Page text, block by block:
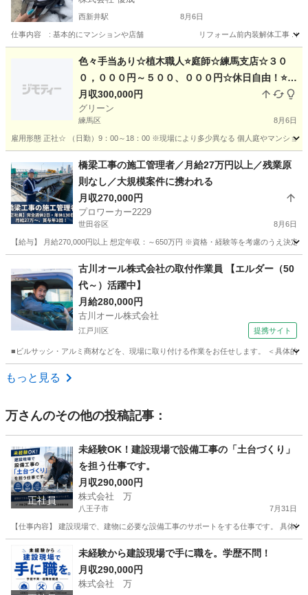
西新井駅 8月6日
仕事内容 : 基本的にマンションや店舗 リフォーム前内装解体工事 . (現場
西新井駅 その他 未経験
色々手当あり☆植木職人⭐庭師☆練馬支店☆３０
０，０００円～５００、０００円☆休日自由！⭐女
性も活躍中！１名のみ募集⭐未経験でも可☆造園ス
タッフ☆☆庭師☆造園☆植木屋☆経験者優遇☆
月収300,000円
グリーン
練馬区 8月6日
雇用形態 正社☆ （日勤）9：00～18：00 ※現場により多少異なる 個人庭やマンショ
土木 庭師
橋梁工事の施工管理者／月給27万円以上／残業原
則なし／大規模案件に携われる
月収270,000円
プロワーカー2229
世田谷区 8月6日
【給与】 月給270,000円以上 想定年収：～650万円 ※資格・経験等を考慮のうえ決
施工管理
古川オール株式会社の取付作業員 【エルダー（50
代～）活躍中】
月給280,000円
古川オール株式会社
江戸川区 提携サイト
■ビルサッシ・アルミ商材などを、現場に取り付ける作業をお任せします。 ＜具体的
東京 江戸川区
もっと見る
万さんのその他の投稿記事：
正社員
未経験OK！建設現場で設備工事の「土台づくり」
を担う仕事です。
月収290,000円
株式会社 万
八王子市 7月31日
【仕事内容】 建設現場で、建物に必要な設備工事のサポートをする仕事です。 具体
東京 八王子市 その他
未経験から建設現場で手に職を。学歴不問！
月収290,000円
株式会社 万